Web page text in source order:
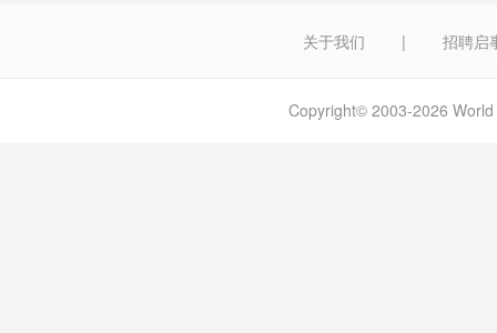
关于我们 | 招聘启
Copyright© 2003-2026